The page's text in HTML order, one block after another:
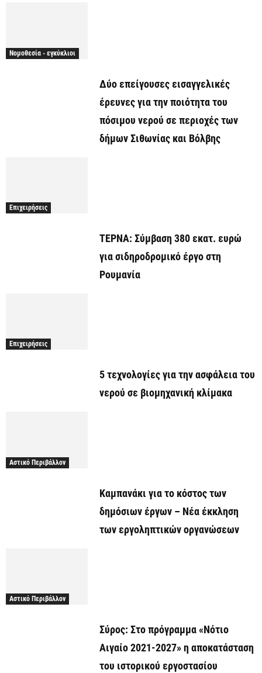
Νομοθεσία - εγκύκλιοι
Δύο επείγουσες εισαγγελικές
έρευνες για την ποιότητα του
πόσιμου νερού σε περιοχές των
δήμων Σιθωνίας και Βόλβης
Επιχειρήσεις
ΤΕΡΝΑ: Σύμβαση 380 εκατ. ευρώ
για σιδηροδρομικό έργο στη
Ρουμανία
Επιχειρήσεις
5 τεχνολογίες για την ασφάλεια του
νερού σε βιομηχανική κλίμακα
Αστικό Περιβάλλον
Καμπανάκι για το κόστος των
δημόσιων έργων – Νέα έκκληση
των εργοληπτικών οργανώσεων
Αστικό Περιβάλλον
Σύρος: Στο πρόγραμμα «Νότιο
Αιγαίο 2021-2027» η αποκατάσταση
του ιστορικού εργοστασίου